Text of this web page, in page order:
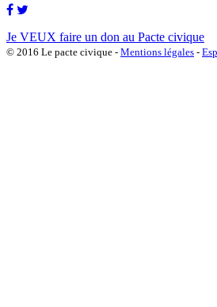
Je VEUX faire un don au Pacte civique
© 2016 Le pacte civique - Mentions légales -